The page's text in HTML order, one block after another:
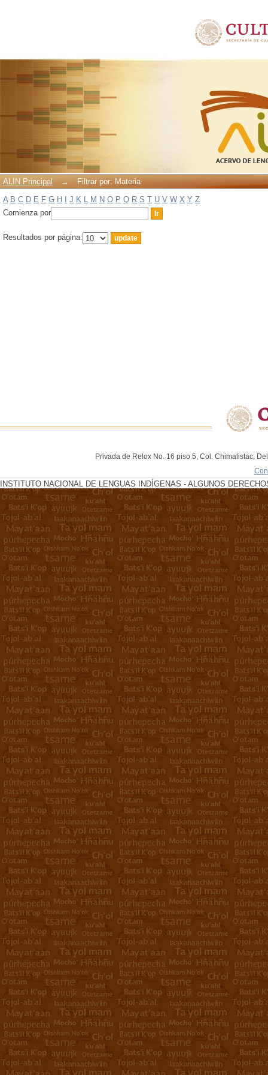
ALIN Principal →
Filtrar por: Materia
A B C D E F G H J K L M N O P Q R S T U V W X Y Z
Comienza por
Resultados por página:
Privada de Relox No. 16 piso 5, Col. Chimalistac,
INSTITUTO NACIONAL DE LENGUAS INDÍGENAS - ALGUNOS